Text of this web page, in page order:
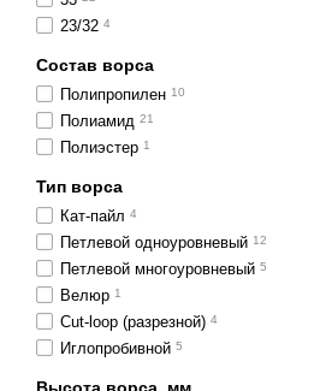
23/32 4
Состав ворса
Полипропилен 10
Полиамид 21
Полиэстер 1
Тип ворса
Кат-пайл 4
Петлевой одноуровневый 12
Петлевой многоуровневый 5
Велюр 1
Cut-loop (разрезной) 4
Иглопробивной 5